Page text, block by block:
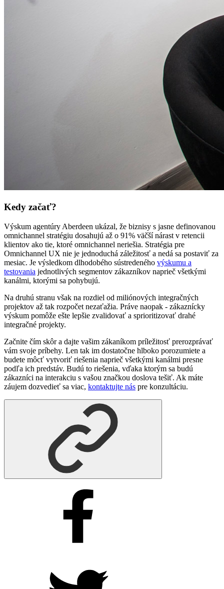
Kedy začať?
Výskum agentúry Aberdeen ukázal, že biznisy s jasne definovanou
omnichannel stratégiu dosahujú až o 91% väčší nárast v retencii
klientov ako tie, ktoré omnichannel neriešia. Stratégia pre
Omnichannel UX nie je jednoduchá záležitosť a nedá sa postaviť za
mesiac. Je výsledkom dlhodobého sústredeného výskumu a
testovania jednotlivých segmentov zákazníkov naprieč všetkými
kanálmi, ktorými sa pohybujú.
Na druhú stranu však na rozdiel od miliónových integračných
projektov až tak rozpočet nezaťažia. Práve naopak - zákaznícky
výskum pomôže ešte lepšie zvalidovať a sprioritizovať drahé
integračné projekty.
Začnite čím skôr a dajte vašim zákaníkom príležitosť prerozprávať
vám svoje príbehy. Len tak im dostatočne hlboko porozumiete a
budete môcť vytvoriť riešenia naprieč všetkými kanálmi presne
podľa ich predstáv. Budú to riešenia, vďaka ktorým sa budú
zákazníci na interakciu s vašou značkou doslova tešiť. Ak máte
záujem dozvedieť sa viac, kontaktujte nás pre konzultáciu.